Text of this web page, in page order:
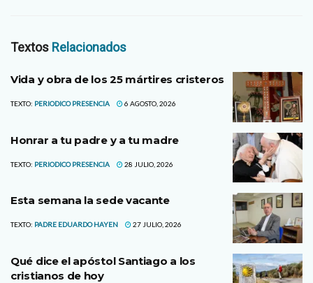
Textos Relacionados
Vida y obra de los 25 mártires cristeros
TEXTO: PERIODICO PRESENCIA 6 AGOSTO, 2026
Honrar a tu padre y a tu madre
TEXTO: PERIODICO PRESENCIA 28 JULIO, 2026
Esta semana la sede vacante
TEXTO: PADRE EDUARDO HAYEN 27 JULIO, 2026
Qué dice el apóstol Santiago a los
cristianos de hoy